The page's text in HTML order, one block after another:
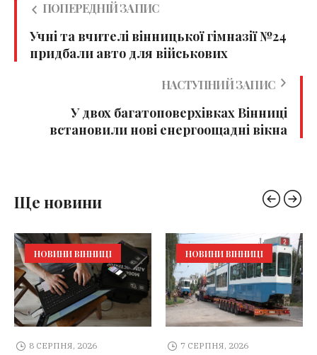
ПОПЕРЕДНІЙ ЗАПИС
Учні та вчителі вінницької гімназії №24
придбали авто для військових
НАСТУПНИЙ ЗАПИС
У двох багатоповерхівках Вінниці
встановили нові енергоощадні вікна
Ще новини
НОВИНИ ВІННИЦІ
8 СЕРПНЯ, 2026
НОВИНИ ВІННИЦІ
7 СЕРПНЯ, 2026